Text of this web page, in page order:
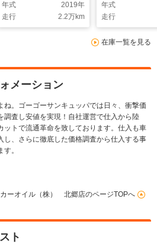
コントロール クリア
ランスソナー シート
ヒーター 左電動スラ
イト デュアルカメラ
ブレーキサポート
年式
2019年
走行
2.2万km
ストップ
ト AUTOハ
ム クリアラ
ー スペアキ
年式
走行
在庫一覧を見る
メーション
ね。ゴーゴーサンキュッパでは日々、衝撃価
調査し安値を実現！自社運営で仕入から陸
ットで流通革命を致しております。仕入も車
し、さらに徹底した価格調査から仕入する事
。
ーオイル（株） 北郷店のページTOPへ
ト